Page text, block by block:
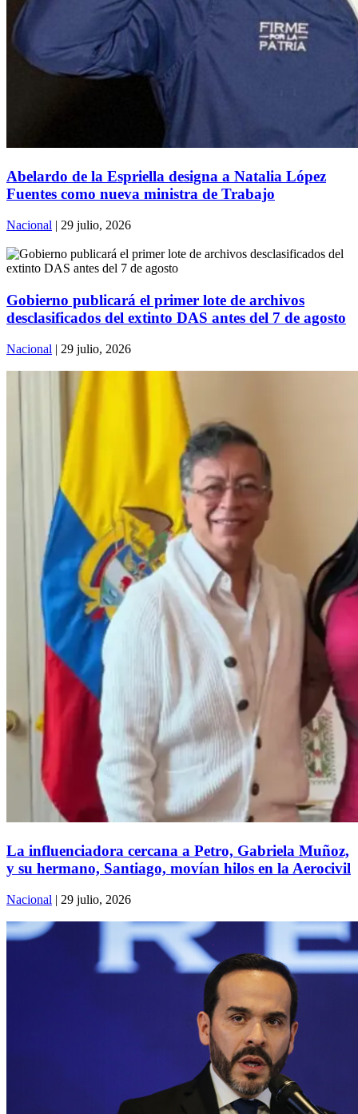
Abelardo de la Espriella designa a Natalia López
Fuentes como nueva ministra de Trabajo
Nacional | 29 julio, 2026
Gobierno publicará el primer lote de archivos
desclasificados del extinto DAS antes del 7 de agosto
Nacional | 29 julio, 2026
La influenciadora cercana a Petro, Gabriela Muñoz,
y su hermano, Santiago, movían hilos en la Aerocivil
Nacional | 29 julio, 2026